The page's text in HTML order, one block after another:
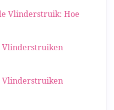
Vlinderstruik: Hoe
Vlinderstruiken
Vlinderstruiken